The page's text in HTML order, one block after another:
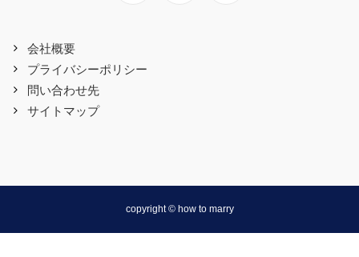
会社概要
プライバシーポリシー
問い合わせ先
サイトマップ
copyright © how to marry